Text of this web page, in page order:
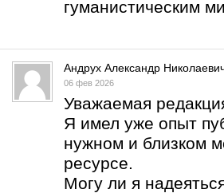
гуманистическим
Андрух Александр
06 фев 2026
Уважаемая
Я имел уже опыт
нужном и близком
ресурсе.
Могу ли я